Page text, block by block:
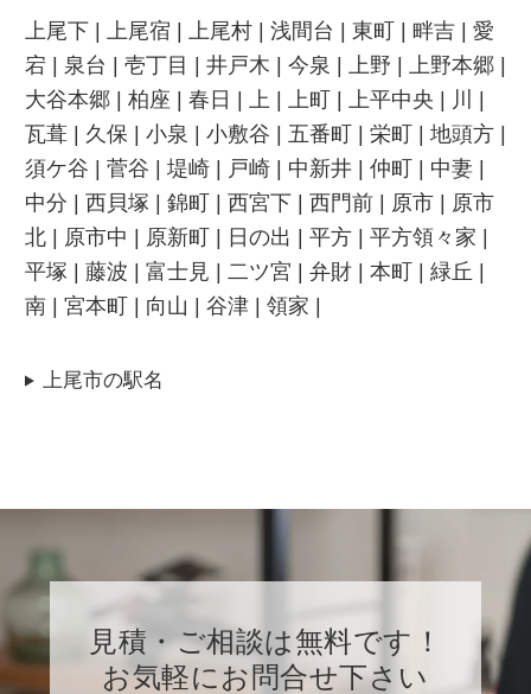
上尾下 | 上尾宿 | 上尾村 | 浅間台 | 東町 | 畔吉 | 愛
宕 | 泉台 | 壱丁目 | 井戸木 | 今泉 | 上野 | 上野本郷 |
大谷本郷 | 柏座 | 春日 | 上 | 上町 | 上平中央 | 川 |
瓦葺 | 久保 | 小泉 | 小敷谷 | 五番町 | 栄町 | 地頭方 |
須ケ谷 | 菅谷 | 堤崎 | 戸崎 | 中新井 | 仲町 | 中妻 |
中分 | 西貝塚 | 錦町 | 西宮下 | 西門前 | 原市 | 原市
北 | 原市中 | 原新町 | 日の出 | 平方 | 平方領々家 |
平塚 | 藤波 | 富士見 | 二ツ宮 | 弁財 | 本町 | 緑丘 |
南 | 宮本町 | 向山 | 谷津 | 領家 |
上尾市の駅名
見積・ご相談は無料です！
お気軽にお問合せ下さい